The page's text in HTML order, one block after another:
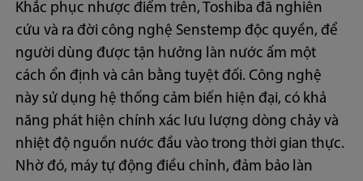
Khắc phục nhược điểm trên, Toshiba đã nghiên
cứu và ra đời công nghệ Senstemp độc quyền, để
người dùng được tận hưởng làn nước ấm một
cách ổn định và cân bằng tuyệt đối. Công nghệ
này sử dụng hệ thống cảm biến hiện đại, có khả
năng phát hiện chính xác lưu lượng dòng chảy và
nhiệt độ nguồn nước đầu vào trong thời gian thực.
Nhờ đó, máy tự động điều chỉnh, đảm bảo làn